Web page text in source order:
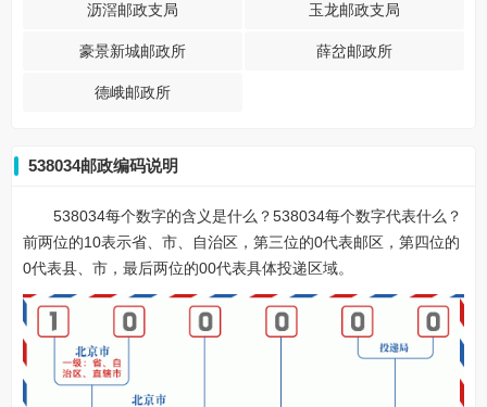
沥滘邮政支局 玉龙邮政支局
豪景新城邮政所 薛岔邮政所
德峨邮政所
538034邮政编码说明
538034每个数字的含义是什么？538034每个数字代表什么？
前两位的10表示省、市、自治区，第三位的0代表邮区，第四位的
0代表县、市，最后两位的00代表具体投递区域。